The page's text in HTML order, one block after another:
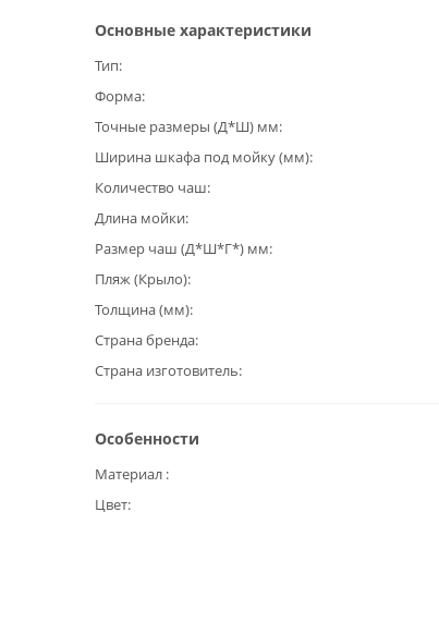
Основные характеристики
Тип
Форма
Точные размеры (Д*Ш) мм
Ширина шкафа под мойку (мм)
Количество чаш
Длина мойки
Размер чаш (Д*Ш*Г*) мм
Пляж (Крыло)
Толщина (мм)
Страна бренда
Страна изготовитель
Особенности
Материал
Цвет